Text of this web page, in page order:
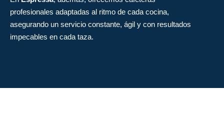
profesionales adaptadas al ritmo de cada cocina,
asegurando un servicio constante, ágil y con resultados
impecables en cada taza.